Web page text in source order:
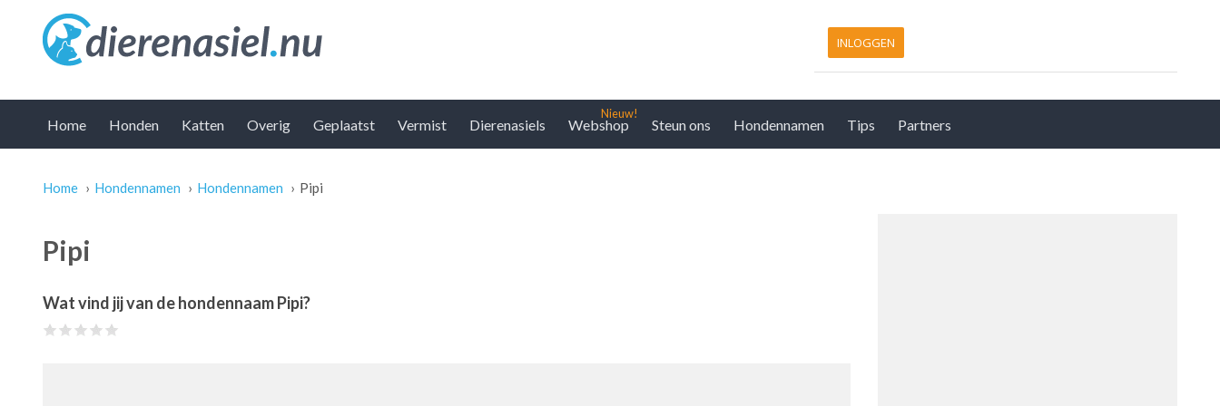
INLOGGEN
Home Honden Katten Overig Geplaatst Vermist Dierenasiels Webshop Steun ons Hondennamen Tips Partners
U bent hier
Home › Hondennamen › Hondennamen › Pipi
Pipi
Wat vind jij van de hondennaam Pipi?